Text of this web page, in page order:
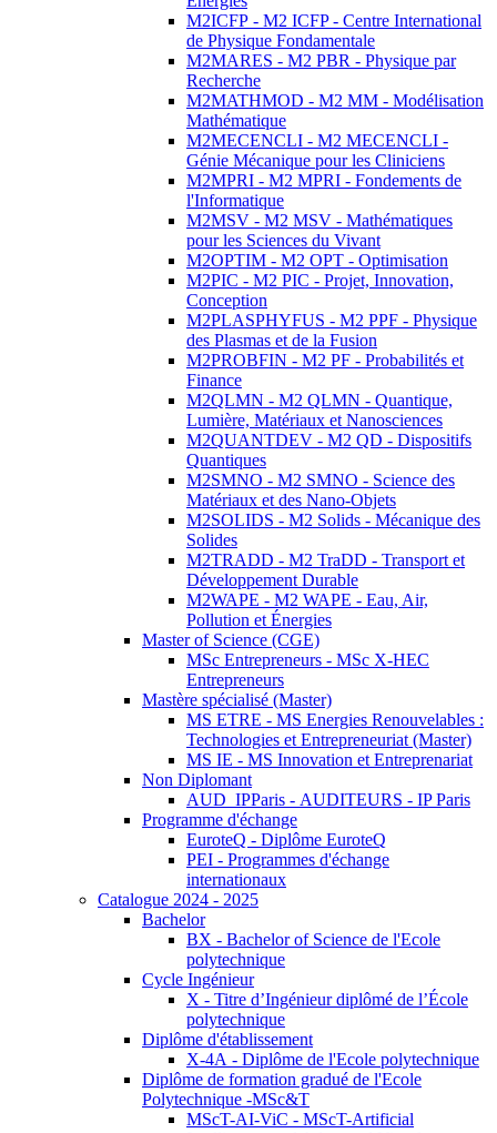
M2ICFP - M2 ICFP - Centre International
de Physique Fondamentale
M2MARES - M2 PBR - Physique par
Recherche
M2MATHMOD - M2 MM - Modélisation
Mathématique
M2MECENCLI - M2 MECENCLI -
Génie Mécanique pour les Cliniciens
M2MPRI - M2 MPRI - Fondements de
l'Informatique
M2MSV - M2 MSV - Mathématiques
pour les Sciences du Vivant
M2OPTIM - M2 OPT - Optimisation
M2PIC - M2 PIC - Projet, Innovation,
Conception
M2PLASPHYFUS - M2 PPF - Physique
des Plasmas et de la Fusion
M2PROBFIN - M2 PF - Probabilités et
Finance
M2QLMN - M2 QLMN - Quantique,
Lumière, Matériaux et Nanosciences
M2QUANTDEV - M2 QD - Dispositifs
Quantiques
M2SMNO - M2 SMNO - Science des
Matériaux et des Nano-Objets
M2SOLIDS - M2 Solids - Mécanique des
Solides
M2TRADD - M2 TraDD - Transport et
Développement Durable
M2WAPE - M2 WAPE - Eau, Air,
Pollution et Énergies
Master of Science (CGE)
MSc Entrepreneurs - MSc X-HEC
Entrepreneurs
Mastère spécialisé (Master)
MS ETRE - MS Energies Renouvelables :
Technologies et Entrepreneuriat (Master)
MS IE - MS Innovation et Entreprenariat
Non Diplomant
AUD_IPParis - AUDITEURS - IP Paris
Programme d'échange
EuroteQ - Diplôme EuroteQ
PEI - Programmes d'échange
internationaux
Catalogue 2024 - 2025
Bachelor
BX - Bachelor of Science de l'Ecole
polytechnique
Cycle Ingénieur
X - Titre d’Ingénieur diplômé de l’École
polytechnique
Diplôme d'établissement
X-4A - Diplôme de l'Ecole polytechnique
Diplôme de formation gradué de l'Ecole
Polytechnique -MSc&T
MScT-AI-ViC - MScT-Artificial